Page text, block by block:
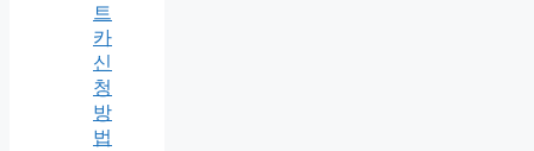
트
카
신
청
방
법